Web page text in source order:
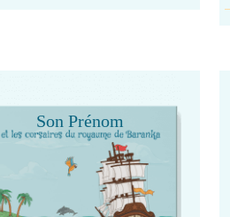
Son Prénom